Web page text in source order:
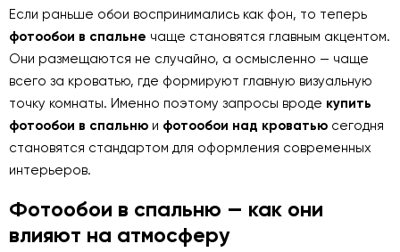
Если раньше обои воспринимались как фон, то теперь
фотообои в спальне чаще становятся главным акцентом.
Они размещаются не случайно, а осмысленно — чаще
всего за кроватью, где формируют главную визуальную
точку комнаты. Именно поэтому запросы вроде купить
фотообои в спальню и фотообои над кроватью сегодня
становятся стандартом для оформления современных
интерьеров.
Фотообои в спальню — как они
влияют на атмосферу